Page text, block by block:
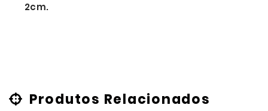
2cm.
Produtos Relacionados